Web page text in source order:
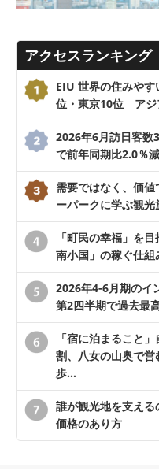
アクセスランキング
EIU 世界の住みや
位・東京10位 アジ
2026年6月訪日客数
で前年同期比2.0％
需要ではなく、価
ーパークに学ぶ観
「町民の幸福」を
南小国」の稼ぐ仕組
2026年4-6月期のイ
第2四半期で過去
「宿に泊まること
割、八女の山奥で
歩…
誰が観光地を支え
価格のあり方